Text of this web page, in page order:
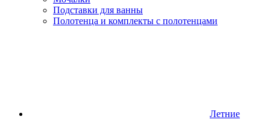
Подставки для ванны
Полотенца и комплекты с полотенцами
Летние